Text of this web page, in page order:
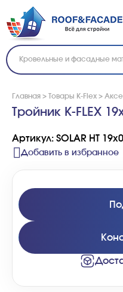
Главная > Товары K-Flex >
Тройник K-FLEX
Артикул: SOLAR HT
Добавить в избранное